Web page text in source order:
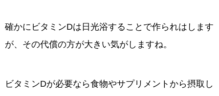
確かにビタミンDは日光浴することで作られはします
が、その代償の方が大きい気がしますね。
ビタミンDが必要なら食物やサプリメントから摂取し